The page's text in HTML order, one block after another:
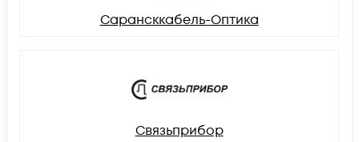
Сарансккабель-Оптика
Связьприбор